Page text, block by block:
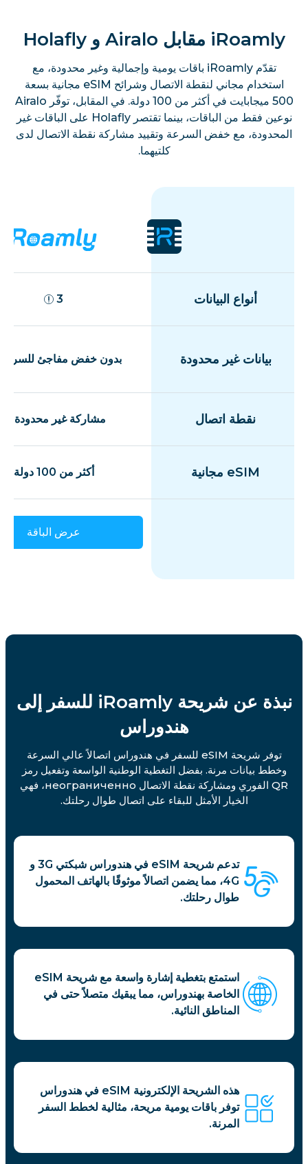
iRoamly مقابل Airalo و Holafly
تقدّم iRoamly باقات يومية وإجمالية وغير محدودة، مع
استخدام مجاني لنقطة الاتصال وشرائح eSIM مجانية بسعة
500 ميجابايت في أكثر من 100 دولة. في المقابل، توفّر Airalo
نوعين فقط من الباقات، بينما تقتصر Holafly على الباقات غير
المحدودة، مع خفض السرعة وتقييد مشاركة نقطة الاتصال لدى
كلتيهما.
أنواع البيانات 3
بيانات غير محدودة بدون خفض مفاجئ
نقطة اتصال مشاركة غير محدودة
eSIM مجانية أكثر من 100 دولة
عرض الباقة
نبذة عن شريحة iRoamly للسفر إلى
هندوراس
توفر شريحة eSIM للسفر في هندوراس اتصالاً عالي السرعة
وخطط بيانات مرنة. بفضل التغطية الوطنية الواسعة وتفعيل رمز
QR الفوري ومشاركة نقطة الاتصال неограниченно، فهي
الخيار الأمثل للبقاء على اتصال طوال رحلتك.
تدعم شريحة eSIM في هندوراس شبكتي 3G و
4G، مما يضمن اتصالاً موثوقًا بالهاتف المحمول
طوال رحلتك.
استمتع بتغطية إشارة واسعة مع شريحة eSIM
الخاصة بهندوراس، مما يبقيك متصلاً حتى في
المناطق النائية.
هذه الشريحة الإلكترونية eSIM في هندوراس
توفر باقات يومية مريحة، مثالية لخطط السفر
المرنة.